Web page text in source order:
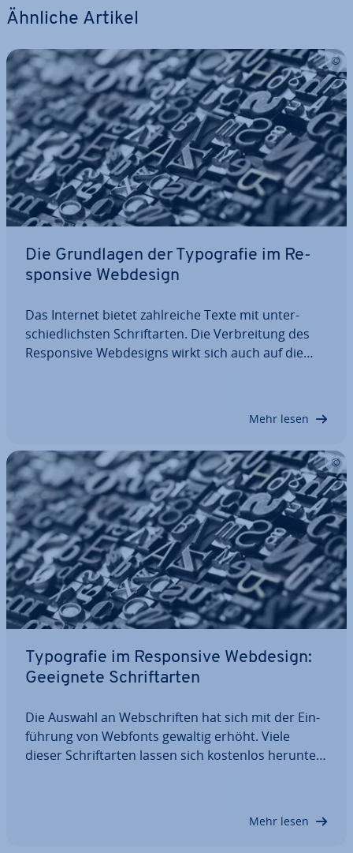
Ähnliche Artikel
Die Grund­la­gen der Ty­po­gra­fie im Re­
spon­si­ve Webdesign
Das Internet bietet zahl­rei­che Texte mit un­ter­
schied­lichs­ten Schrift­ar­ten. Die Ver­brei­tung des
Re­spon­si­ve Web­de­signs wirkt sich auch auf die
Mehr lesen
Ty­po­gra­fie im Re­spon­si­ve Webdesign:
Geeignete Schrift­ar­ten
Die Auswahl an Web­schrif­ten hat sich mit der Ein­
füh­rung von Webfonts gewaltig erhöht. Viele
dieser Schrift­ar­ten lassen sich kostenlos her­un­ter­
Mehr lesen